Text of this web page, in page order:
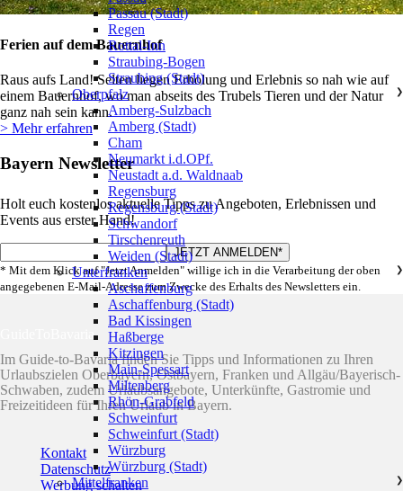
Ferien auf dem Bauernhof
Raus aufs Land! Selten liegen Erholung und Erlebnis so nah wie auf
einem Bauernhof, wo man abseits des Trubels Tieren und der Natur
ganz nah sein kann.
> Mehr erfahren
Bayern Newsletter
Holt euch kostenlos aktuelle Tipps zu Angeboten, Erlebnissen und
Events aus erster Hand!
* Mit dem Klick auf "Jetzt Anmelden" willige ich in die Verarbeitung der oben
angegebenen E-Mail-Adresse zum Zwecke des Erhalts des Newsletters ein.
GuideToBavaria
Im Guide-to-Bavaria finden Sie Tipps und Informationen zu Ihren
Urlaubszielen Oberbayern, Ostbayern, Franken und Allgäu/Bayerisch-
Schwaben, zudem Urlaubsangebote, Unterkünfte, Gastromie und
Freizeitideen für Ihren Urlaub in Bayern.
Kontakt
Datenschutz
Werbung schalten
Passau (Stadt)
Regen
Rottal-Inn
Straubing-Bogen
Straubing (Stadt)
Oberpfalz
❯
Amberg-Sulzbach
Amberg (Stadt)
Cham
Neumarkt i.d.OPf.
Neustadt a.d. Waldnaab
Regensburg
Regensburg (Stadt)
Schwandorf
Tirschenreuth
Weiden (Stadt)
Unterfranken
❯
Aschaffenburg
Aschaffenburg (Stadt)
Bad Kissingen
Haßberge
Kitzingen
Main-Spessart
Miltenberg
Rhön-Grabfeld
Schweinfurt
Schweinfurt (Stadt)
Würzburg
Würzburg (Stadt)
Mittelfranken
❯